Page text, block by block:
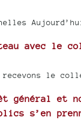
avec le
recevons le
général et
s’en